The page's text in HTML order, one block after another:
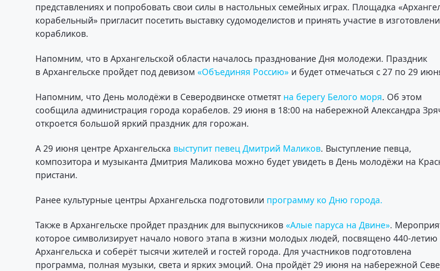
представлениях и попробовать свои силы в настольных семейных играх. Площадка
корабельный» пригласит посетить выставку судомоделистов и принять участие в
корабликов.
Напомним, что в Архангельской области началось празднование Дня молодежи. Праздник
в Архангельске пройдет под девизом«Объединяя Россию» и будет отмечаться с 27 по 29
Напомним, что День молодёжи в Северодвинске отметят на берегу Белого моря. Об этом
сообщила администрация города корабелов. 29 июня в 18:00 на набережной Александра
откроется большой яркий праздник для горожан.
А 29 июня центре Архангельска выступит певец Дмитрий Маликов. Выступление певца,
композитора и музыканта Дмитрия Маликова можно будет увидеть в День молодёжи на
пристани.
Ранее культурные центры Архангельска подготовили программу ко Дню города.
Также в Архангельске пройдет праздник для выпускников«Алые паруса на Двине».
которое символизирует начало нового этапа в жизни молодых людей, посвящено 440-летию
Архангельска и соберёт тысячи жителей и гостей города. Для участников подготовлена
программа, полная музыки, света и ярких эмоций. Она пройдёт 29 июня на набережной